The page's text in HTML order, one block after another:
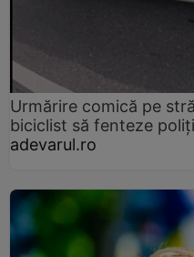
Urmărire comică pe
biciclist să fenteze
adevarul.ro